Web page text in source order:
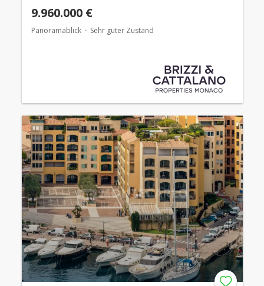
9.960.000 €
Panoramablick Sehr guter Zustand